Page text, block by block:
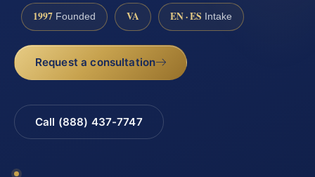
1997 Founded VA EN · ES Intake
Request a consultation
Call (888) 437-7747